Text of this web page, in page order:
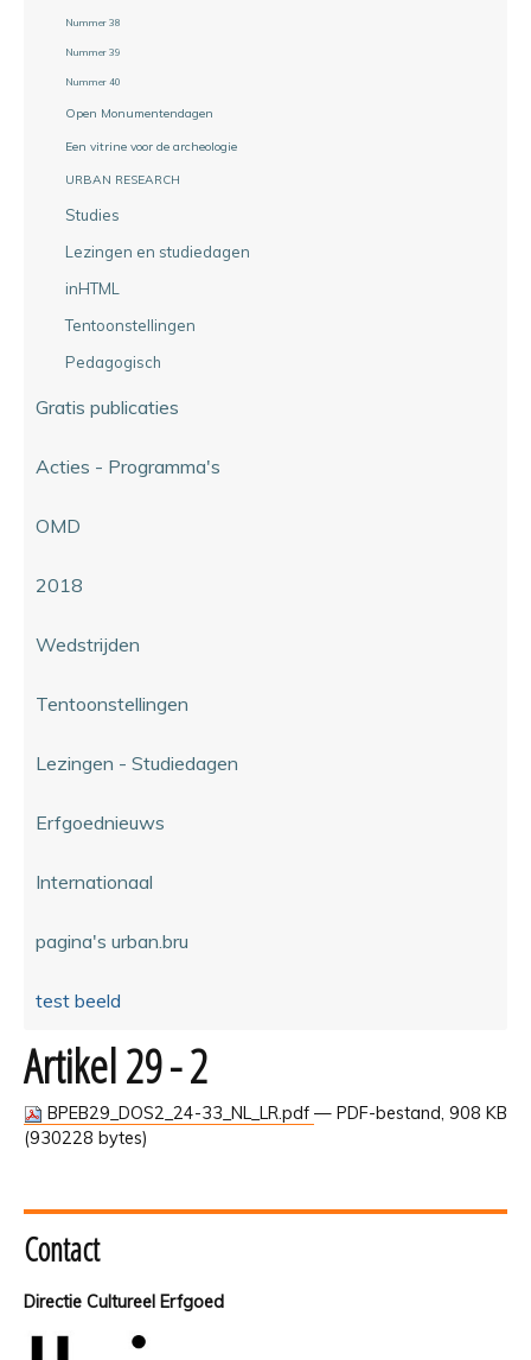
Nummer 38
Nummer 39
Nummer 40
Open Monumentendagen
Een vitrine voor de archeologie
URBAN RESEARCH
Studies
Lezingen en studiedagen
inHTML
Tentoonstellingen
Pedagogisch
Gratis publicaties
Acties - Programma's
OMD
2018
Wedstrijden
Tentoonstellingen
Lezingen - Studiedagen
Erfgoednieuws
Internationaal
pagina's urban.bru
test beeld
Artikel 29 - 2
BPEB29_DOS2_24-33_NL_LR.pdf — PDF-bestand, 908 KB
(930228 bytes)
Contact
Directie Cultureel Erfgoed